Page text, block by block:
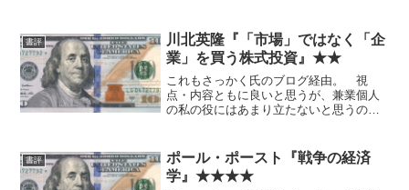
書評
川北英隆『「市場」ではなく「企
業」を買う株式投資』★★
これもさっかく氏のブログ経由。 視
点・内容ともに良いと思うが、兼業個人
の私の役にはあまり立たないと思うの
書評
ポール・ポースト『戦争の経済
学』★★★★